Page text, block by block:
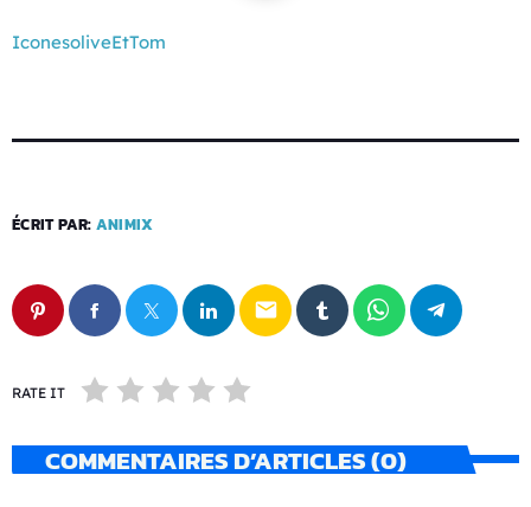
IconesoliveEtTom
ÉCRIT PAR: ANIMIX
email
RATE IT
COMMENTAIRES D’ARTICLES (0)